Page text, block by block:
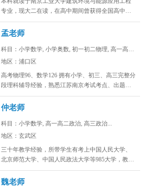
专业，现大二在读，在高中期间曾获得全国高中生
英语能力测评大赛省一，全国化学奥...
孟老师
科目：小学数学, 小学奥数, 初一初二物理, 高一高二...
地区：浦口区
高考物理96、数学126 拥有小学、初三、高三完整分
段理科辅导经验，熟悉江苏南京考试考点、出题思
路，擅长补差提分、五升...
仲老师
科目：小学数学, 高一高二政治, 高三政治...
地区：玄武区
三十年教学经验，所带学生有考上中国人民大学、
北京师范大学、中国人民政法大学等985大学，教学
态度认真，品德高尚。...
魏老师